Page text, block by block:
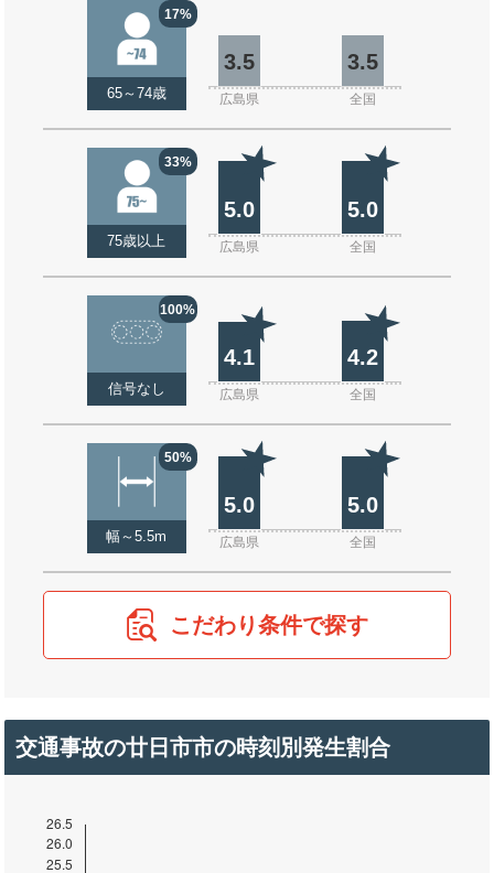
17%
65～74歳
3.5 3.5
広島県 全国
33%
75歳以上
5.0 5.0
広島県 全国
100%
信号なし
4.1 4.2
広島県 全国
50%
幅～5.5m
5.0 5.0
広島県 全国
こだわり条件で探す
交通事故の廿日市市の時刻別発生割合